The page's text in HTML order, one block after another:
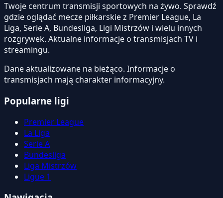
Twoje centrum transmisji sportowych na żywo. Sprawdź
gdzie oglądać mecze piłkarskie z Premier League, La
Liga, Serie A, Bundesliga, Ligi Mistrzów i wielu innych
rozgrywek. Aktualne informacje o transmisjach TV i
streamingu.
Dane aktualizowane na bieżąco. Informacje o
transmisjach mają charakter informacyjny.
Popularne ligi
Premier League
La Liga
Serie A
Bundesliga
Liga Mistrzów
Ligue 1